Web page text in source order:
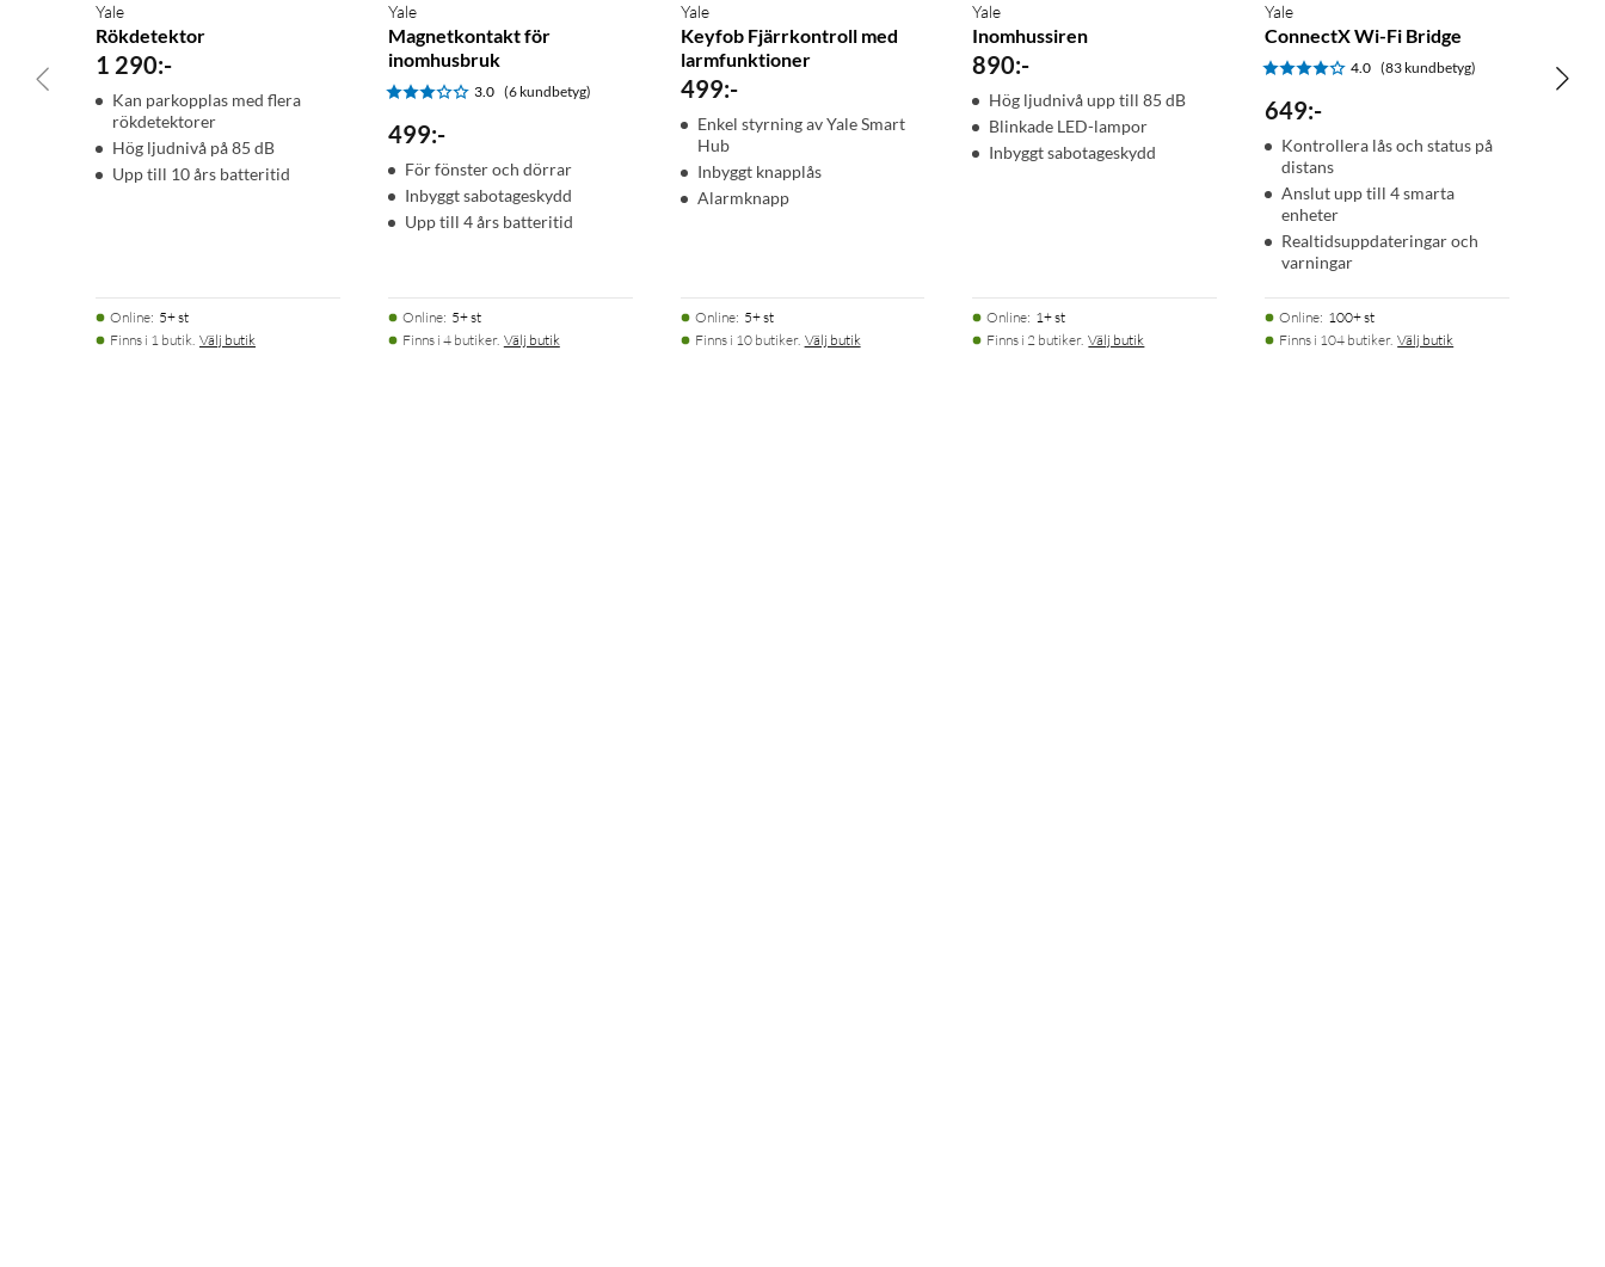
Yale
Rökdetektor
1 290:-
Kan parkopplas med flera
rökdetektorer
Hög ljudnivå på 85 dB
Upp till 10 års batteritid
Online: 5+ st
Finns i 1 butik. Välj butik
Yale
Magnetkontakt för
inomhusbruk
3.0 (6 kundbetyg)
499:-
För fönster och dörrar
Inbyggt sabotageskydd
Upp till 4 års batteritid
Online: 5+ st
Finns i 4 butiker. Välj butik
Yale
Keyfob Fjärrkontroll med
larmfunktioner
499:-
Enkel styrning av Yale Smart
Hub
Inbyggt knapplås
Alarmknapp
Online: 5+ st
Finns i 10 butiker. Välj butik
Yale
Inomhussiren
890:-
Hög ljudnivå upp till 85 dB
Blinkade LED-lampor
Inbyggt sabotageskydd
Online: 1+ st
Finns i 2 butiker. Välj butik
Yale
ConnectX Wi-Fi Bridge
4.0 (83 kundbetyg)
649:-
Kontrollera lås och status på
distans
Anslut upp till 4 smarta
enheter
Realtidsuppdateringar och
varningar
Online: 100+ st
Finns i 104 butiker. Välj butik